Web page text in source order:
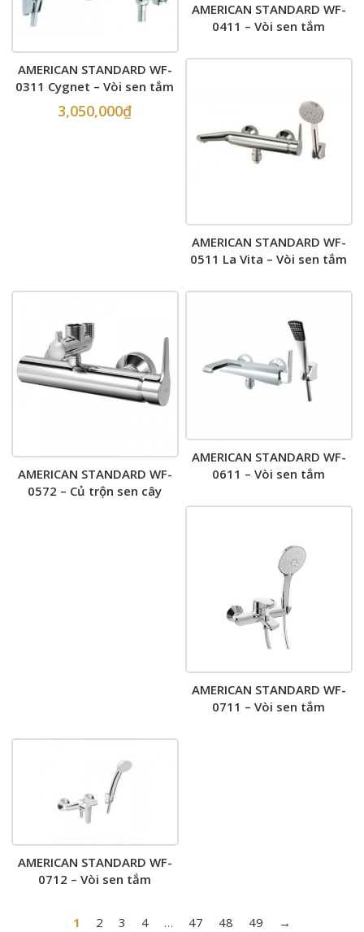
AMERICAN STANDARD WF-
0311 Cygnet – Vòi sen tắm
3,050,000₫
AMERICAN STANDARD WF-
0411 – Vòi sen tắm
AMERICAN STANDARD WF-
0511 La Vita – Vòi sen tắm
AMERICAN STANDARD WF-
0572 – Củ trộn sen cây
AMERICAN STANDARD WF-
0611 – Vòi sen tắm
AMERICAN STANDARD WF-
0711 – Vòi sen tắm
AMERICAN STANDARD WF-
0712 – Vòi sen tắm
1 2 3 4 … 47 48 49 →